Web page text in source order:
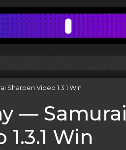
Sharpen Video 1.3.1 Win
— Samurai
Win